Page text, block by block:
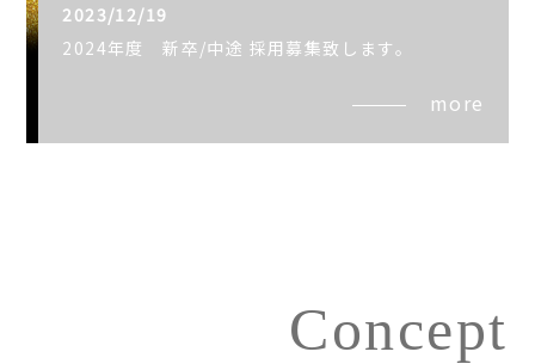
2023/12/19
2024年度 新卒/中途 採用募集致します。
more
Concept